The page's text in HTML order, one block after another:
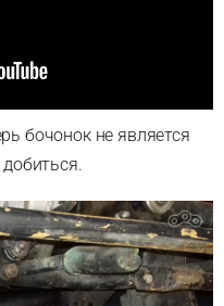
бочонок не является